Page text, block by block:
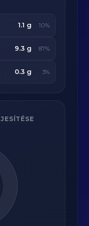
1.1 g 10%
9.3 g 87%
0.3 g 3%